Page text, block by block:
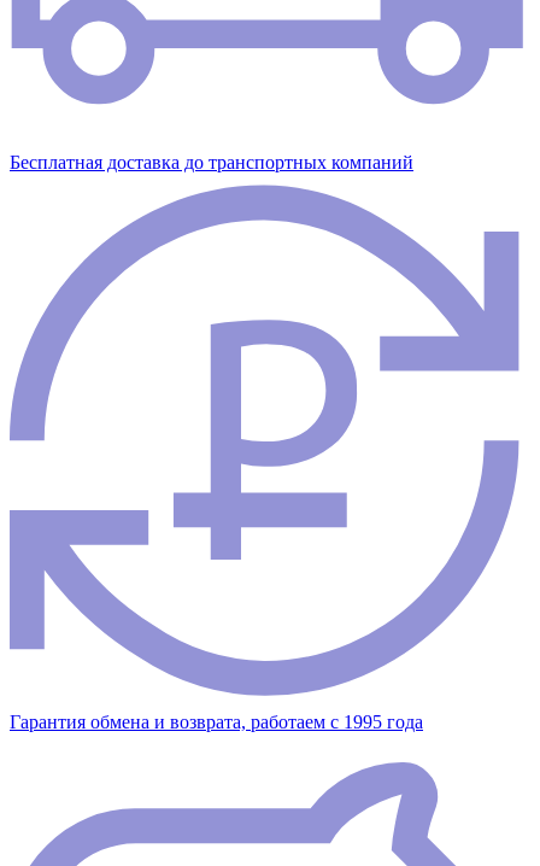
Бесплатная доставка до транспортных компаний
Гарантия обмена и возврата, работаем с 1995 года